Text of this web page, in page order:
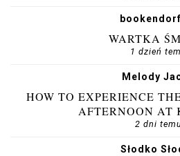
WARTKA
1 dzień
Melody
HOW TO EXPERIENCE
AFTERNOON AT
2 dni
Słodko